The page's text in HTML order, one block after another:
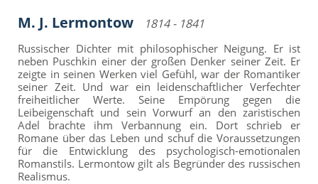
M. J. Lermontow 1814 - 1841
Russischer Dichter mit philosophischer Neigung. Er ist
neben Puschkin einer der großen Denker seiner Zeit. Er
zeigte in seinen Werken viel Gefühl, war der Romantiker
seiner Zeit. Und war ein leidenschaftlicher Verfechter
freiheitlicher Werte. Seine Empörung gegen die
Leibeigenschaft und sein Vorwurf an den zaristischen
Adel brachte ihm Verbannung ein. Dort schrieb er
Romane über das Leben und schuf die Voraussetzungen
für die Entwicklung des psychologisch-emotionalen
Romanstils. Lermontow gilt als Begründer des russischen
Realismus.